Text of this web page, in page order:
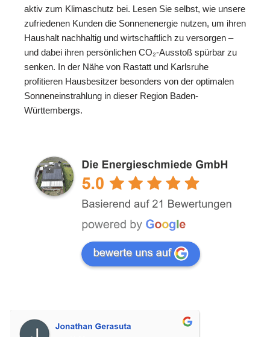
aktiv zum Klimaschutz bei. Lesen Sie selbst, wie unsere
zufriedenen Kunden die Sonnenenergie nutzen, um ihren
Haushalt nachhaltig und wirtschaftlich zu versorgen –
und dabei ihren persönlichen CO₂-Ausstoß spürbar zu
senken. In der Nähe von Rastatt und Karlsruhe
profitieren Hausbesitzer besonders von der optimalen
Sonneneinstrahlung in dieser Region Baden-
Württembergs.